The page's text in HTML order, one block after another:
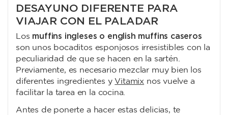
DESAYUNO DIFERENTE PARA
VIAJAR CON EL PALADAR
Los muffins ingleses o english muffins caseros
son unos bocaditos esponjosos irresistibles con la
peculiaridad de que se hacen en la sartén.
Previamente, es necesario mezclar muy bien los
diferentes ingredientes y Vitamix nos vuelve a
facilitar la tarea en la cocina.
Antes de ponerte a hacer estas delicias, te